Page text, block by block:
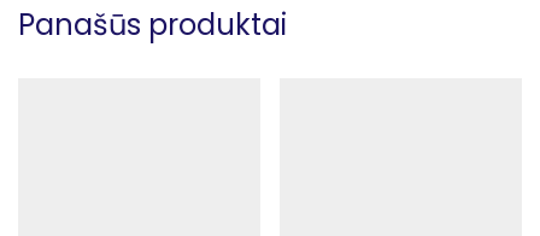
Panašūs produktai